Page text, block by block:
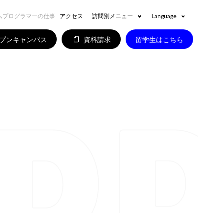
アクセス 訪問別メニュー Language
ンキャンパス 資料請求 留学生はこちら
プログラマーの仕事